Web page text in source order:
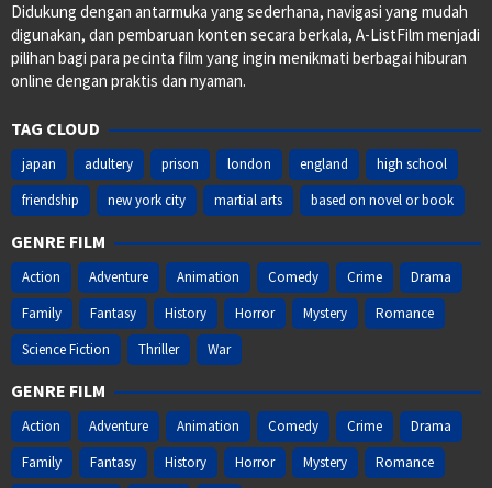
Didukung dengan antarmuka yang sederhana, navigasi yang mudah
digunakan, dan pembaruan konten secara berkala, A-ListFilm menjadi
pilihan bagi para pecinta film yang ingin menikmati berbagai hiburan
online dengan praktis dan nyaman.
TAG CLOUD
japan adultery prison london england
high school
friendship
new york city martial arts based on novel or book
GENRE FILM
Action Adventure Animation Comedy Crime
Drama
Family
Fantasy History Horror Mystery
Romance
Science Fiction
Thriller War
GENRE FILM
Action Adventure Animation Comedy Crime
Drama
Family
Fantasy History Horror Mystery Romance